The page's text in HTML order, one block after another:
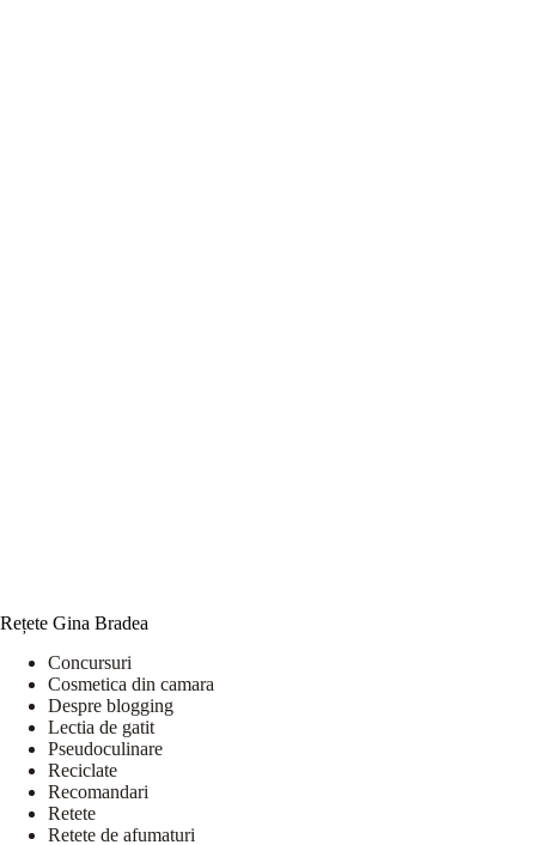
Rețete Gina Bradea
Concursuri
Cosmetica din camara
Despre blogging
Lectia de gatit
Pseudoculinare
Reciclate
Recomandari
Retete
Retete de afumaturi